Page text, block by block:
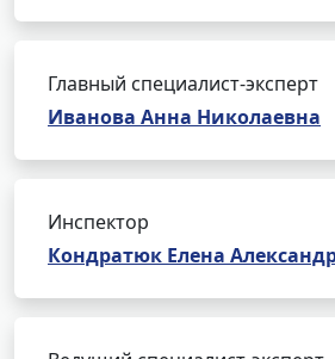
Главный специалист-эксперт
Иванова Анна Николаевна
Инспектор
Кондратюк Елена